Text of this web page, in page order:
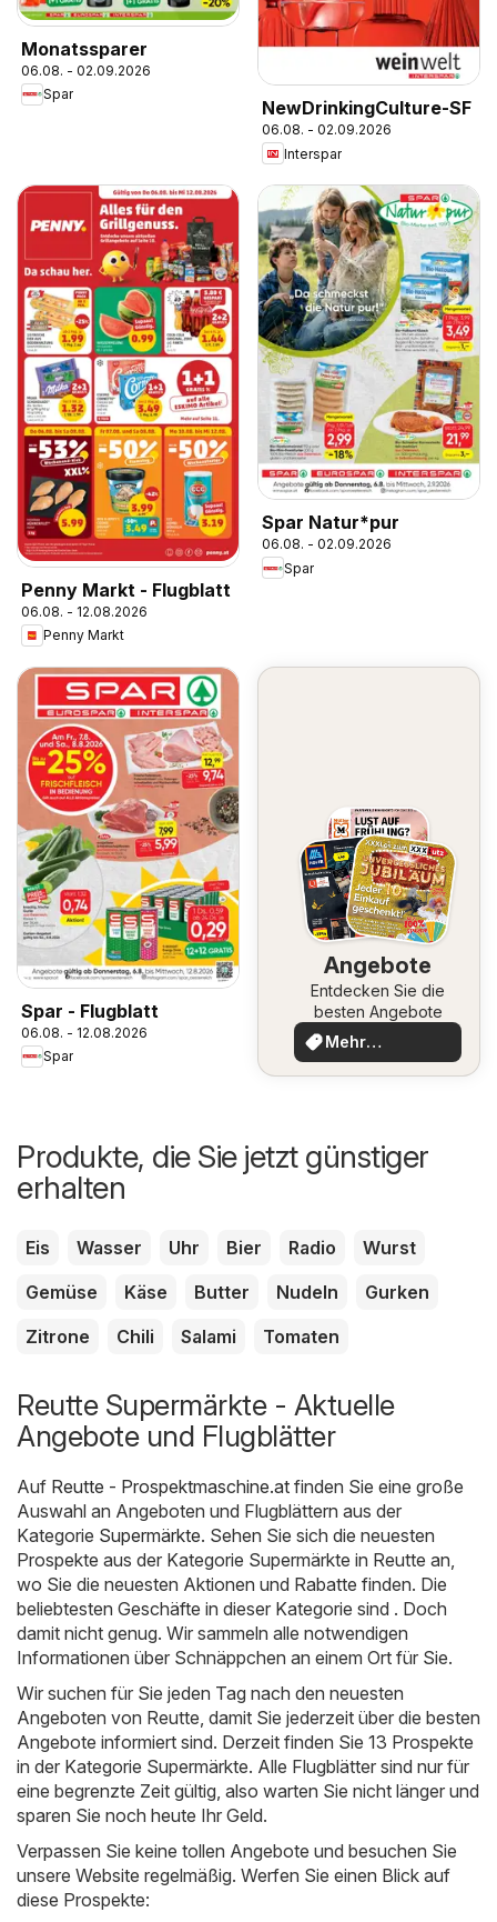
Monatssparer
06.08. - 02.09.2026
Spar
NewDrinkingCulture-SF
06.08. - 02.09.2026
Interspar
Penny Markt - Flugblatt
06.08. - 12.08.2026
Penny Markt
Spar Natur*pur
06.08. - 02.09.2026
Spar
Spar - Flugblatt
06.08. - 12.08.2026
Spar
Angebote
Entdecken Sie die
besten Angebote
Mehr
entdecken
Produkte, die Sie jetzt günstiger
erhalten
Eis Wasser Uhr Bier Radio
Wurst
Gemüse
Käse Butter Nudeln
Gurken
Zitrone
Chili Salami Tomaten
Reutte Supermärkte - Aktuelle
Angebote und Flugblätter
Auf Reutte - Prospektmaschine.at finden Sie eine große
Auswahl an Angeboten und Flugblättern aus der
Kategorie Supermärkte. Sehen Sie sich die neuesten
Prospekte aus der Kategorie Supermärkte in Reutte an,
wo Sie die neuesten Aktionen und Rabatte finden. Die
beliebtesten Geschäfte in dieser Kategorie sind . Doch
damit nicht genug. Wir sammeln alle notwendigen
Informationen über Schnäppchen an einem Ort für Sie.
Wir suchen für Sie jeden Tag nach den neuesten
Angeboten von Reutte, damit Sie jederzeit über die besten
Angebote informiert sind. Derzeit finden Sie 13 Prospekte
in der Kategorie Supermärkte. Alle Flugblätter sind nur für
eine begrenzte Zeit gültig, also warten Sie nicht länger und
sparen Sie noch heute Ihr Geld.
Verpassen Sie keine tollen Angebote und besuchen Sie
unsere Website regelmäßig. Werfen Sie einen Blick auf
diese Prospekte: